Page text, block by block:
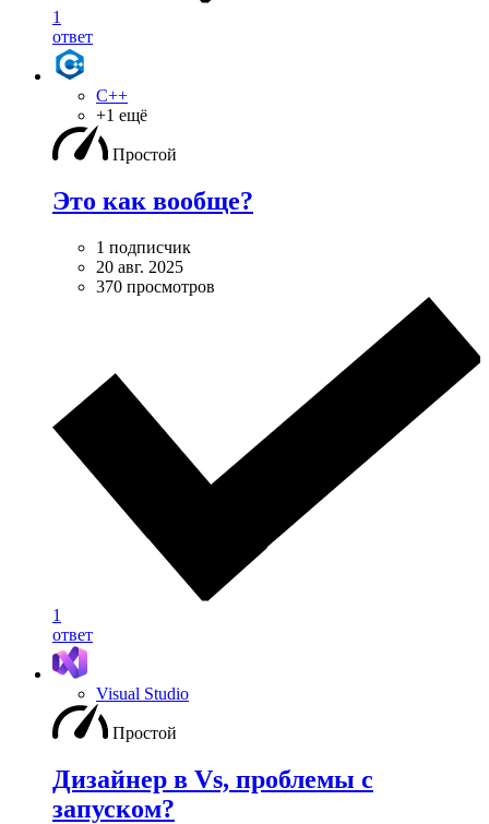
1
ответ
C++
+1 ещё
Простой
Это как вообще?
1 подписчик
20 авг. 2025
370 просмотров
1
ответ
Visual Studio
Простой
Дизайнер в Vs, проблемы с
запуском?